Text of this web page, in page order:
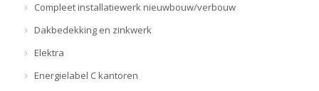
Compleet installatiewerk nieuwbouw/verbouw
Dakbedekking en zinkwerk
Elektra
Energielabel C kantoren